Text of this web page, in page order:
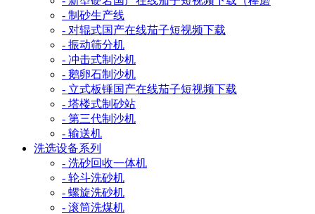
- 制砂生产线
- 对辊式国产在线茄子短视频下载
- 振动筛分机
- 冲击式制沙机
- 鹅卵石制沙机
- 立式板锤国产在线茄子短视频下载
- 塔楼式制砂站
- 第三代制沙机
- 输送机
洗选设备系列
- 洗砂回收一体机
- 轮斗洗砂机
- 螺旋洗砂机
- 滚筒洗煤机